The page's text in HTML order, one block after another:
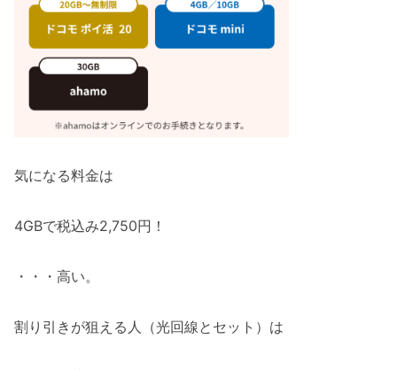
気になる料金は
4GBで税込み2,750円！
・・・高い。
割り引きが狙える人（光回線とセット）は